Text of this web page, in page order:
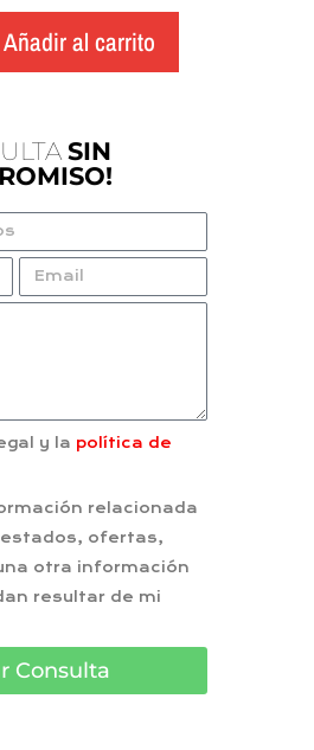
Añadir al carrito
SIN
y la política de
relacionada
ofertas,
otra información
resultar de mi
Consulta